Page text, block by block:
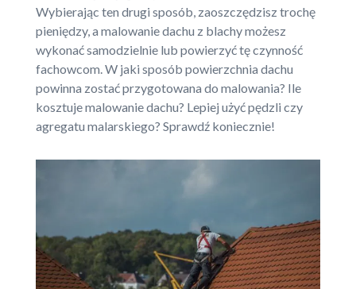
Wybierając ten drugi sposób, zaoszczędzisz trochę
pieniędzy, a malowanie dachu z blachy możesz
wykonać samodzielnie lub powierzyć tę czynność
fachowcom. W jaki sposób powierzchnia dachu
powinna zostać przygotowana do malowania? Ile
kosztuje malowanie dachu? Lepiej użyć pędzli czy
agregatu malarskiego? Sprawdź koniecznie!